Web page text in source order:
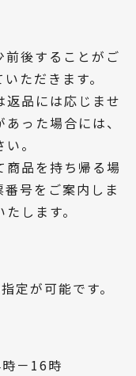
後することがご
ただきます。
品には応じませ
った場合には、
。
品を持ち帰る場
号をご案内しま
します。
定が可能です。
－16時